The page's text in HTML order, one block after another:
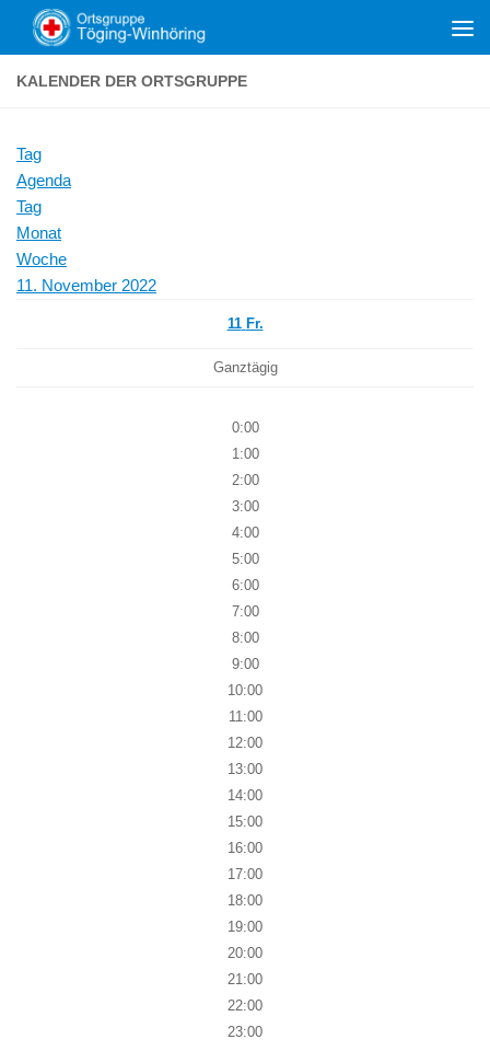
Zum Inhalt springen
KALENDER DER ORTSGRUPPE
Tag
Agenda
Tag
Monat
Woche
11. November 2022
11 Fr.
Ganztägig
0:00
1:00
2:00
3:00
4:00
5:00
6:00
7:00
8:00
9:00
10:00
11:00
12:00
13:00
14:00
15:00
16:00
17:00
18:00
19:00
20:00
21:00
22:00
23:00